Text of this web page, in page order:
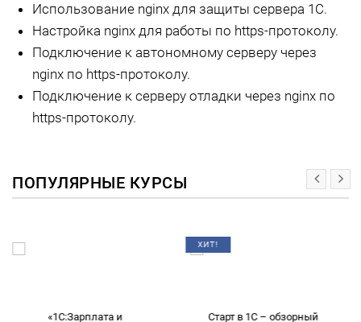
Использование nginx для защиты сервера 1С.
Настройка nginx для работы по https-протоколу.
Подключение к автономному серверу через
nginx по https-протоколу.
Подключение к серверу отладки через nginx по
https-протоколу.
ПОПУЛЯРНЫЕ КУРСЫ